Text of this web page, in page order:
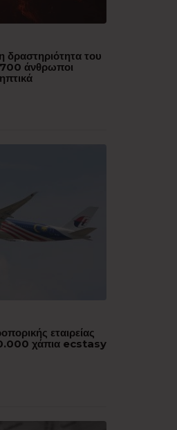
δραστηριότητα του
άνθρωποι
εταιρείας
χάπια ecstasy